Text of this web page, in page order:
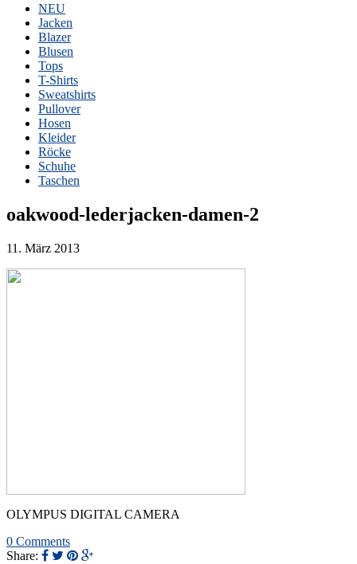
NEU
Jacken
Blazer
Blusen
Tops
T-Shirts
Sweatshirts
Pullover
Hosen
Kleider
Röcke
Schuhe
Taschen
oakwood-lederjacken-damen-2
11. März 2013
OLYMPUS DIGITAL CAMERA
0 Comments
Share: